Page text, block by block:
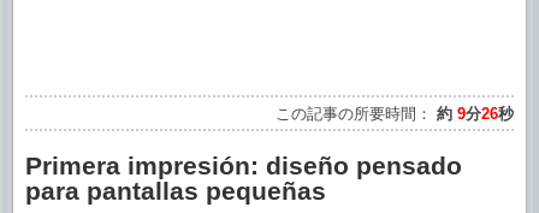
この記事の所要時間： 約 9分26秒
Primera impresión: diseño pensado
para pantallas pequeñas